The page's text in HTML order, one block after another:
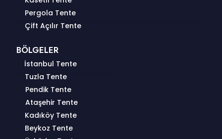
Pergola Tente
Çift Açılır Tente
BÖLGELER
İstanbul Tente
Tuzla Tente
Pendik Tente
Ataşehir Tente
Kadıköy Tente
Beykoz Tente